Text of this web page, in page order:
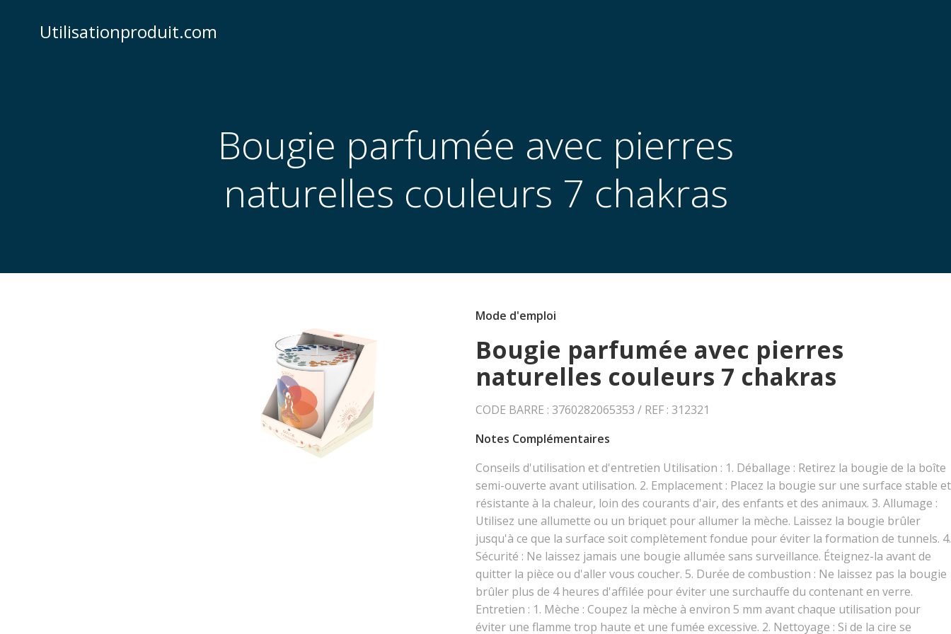
Utilisationproduit.com
Bougie parfumée avec pierres
naturelles couleurs 7 chakras
Mode d'emploi
Bougie parfumée avec pierres
naturelles couleurs 7 chakras
CODE BARRE : 3760282065353 / REF : 312321
Notes Complémentaires
Conseils d'utilisation et d'entretien Utilisation : 1. Déballage : Retirez la bougie de la boîte
semi-ouverte avant utilisation. 2. Emplacement : Placez la bougie sur une surface stable et
résistante à la chaleur, loin des courants d'air, des enfants et des animaux. 3. Allumage :
Utilisez une allumette ou un briquet pour allumer la mèche. Laissez la bougie brûler
jusqu'à ce que la surface soit complètement fondue pour éviter la formation de tunnels. 4.
Sécurité : Ne laissez jamais une bougie allumée sans surveillance. Éteignez-la avant de
quitter la pièce ou d'aller vous coucher. 5. Durée de combustion : Ne laissez pas la bougie
brûler plus de 4 heures d'affilée pour éviter une surchauffe du contenant en verre.
Entretien : 1. Mèche : Coupez la mèche à environ 5 mm avant chaque utilisation pour
éviter une flamme trop haute et une fumée excessive. 2. Nettoyage : Si de la cire se